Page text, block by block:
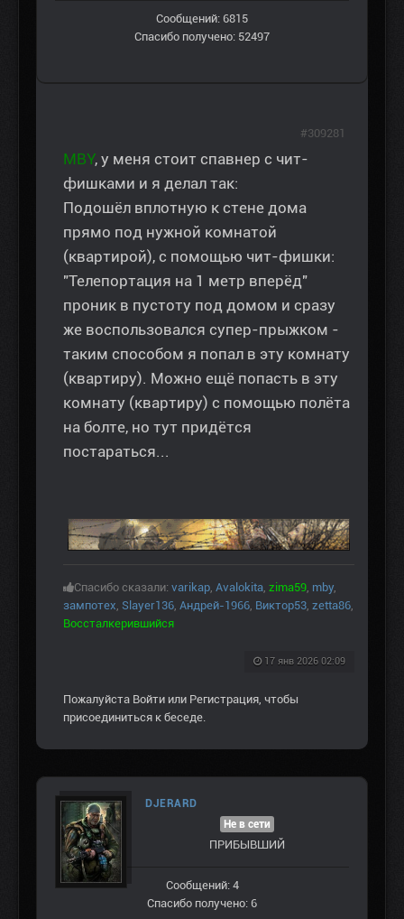
Сообщений: 6815
Спасибо получено: 52497
MBY, у меня стоит спавнер с чит-
фишками и я делал так:
Подошёл вплотную к стене дома
прямо под нужной комнатой
(квартирой), с помощью чит-фишки:
"Телепортация на 1 метр вперёд"
проник в пустоту под домом и сразу
же воспользовался супер-прыжком -
таким способом я попал в эту комнату
(квартиру). Можно ещё попасть в эту
комнату (квартиру) с помощью полёта
на болте, но тут придётся
постараться...
Спасибо сказали: varikap, Avalokita, zima59, mby,
зампотех, Slayer136, Андрей-1966, Виктор53, zetta86,
Воссталкерившийся
17 янв 2026 02:09
#309281
Пожалуйста Войти или Регистрация, чтобы
присоединиться к беседе.
DJERARD
Не в сети
ПРИБЫВШИЙ
Сообщений: 4
Спасибо получено: 6